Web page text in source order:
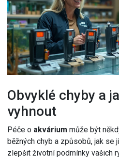
Obvyklé chyby a
vyhnout
Péče o akvárium může být
běžných chyb a způsobů, jak se
zlepšit životní podmínky vašich